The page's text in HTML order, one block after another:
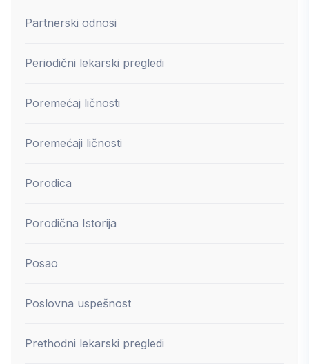
Partnerski odnosi
Periodični lekarski pregledi
Poremećaj ličnosti
Poremećaji ličnosti
Porodica
Porodična Istorija
Posao
Poslovna uspešnost
Prethodni lekarski pregledi